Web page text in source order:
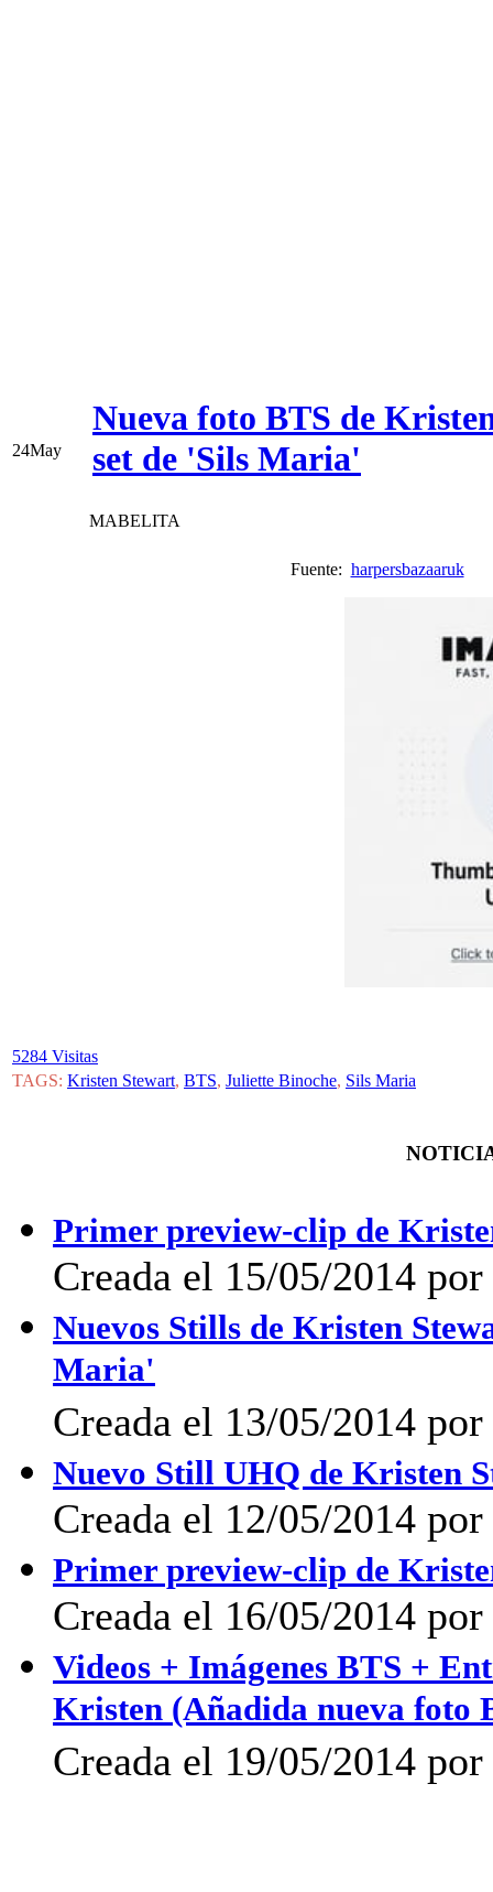
24May
Nueva foto BTS de
set de 'Sils Maria'
MABELITA
Fuente: harpersbazaaruk
5284 Visitas
TAGS: Kristen Stewart, BTS, Juliette Binoche, Sils Maria
Primer preview-clip de
Creada el 15/05/2014
Nuevos Stills de Kristen
Maria'
Creada el 13/05/2014
Nuevo Still UHQ de Kristen
Creada el 12/05/2014
Primer preview-clip de
Creada el 16/05/2014
Videos + Imágenes BTS +
Kristen (Añadida nueva foto
Creada el 19/05/2014